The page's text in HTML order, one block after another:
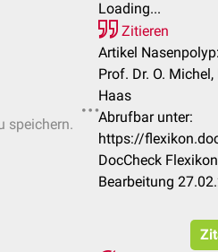
speichern.
Loading...
Zitieren
Artikel Nasenpolyp:
Prof. Dr. O.
Haas
Abrufbar unter:
https://
DocCheck
Bearbeitung